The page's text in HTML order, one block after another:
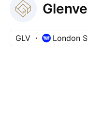
GLV London